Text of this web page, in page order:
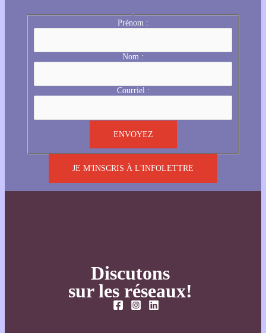
Prénom :
Nom :
Courriel :
JE M'INSCRIS À L'INFOLETTRE
Discutons
sur les réseaux!